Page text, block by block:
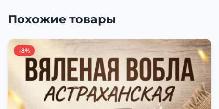
Похожие товары
-8%